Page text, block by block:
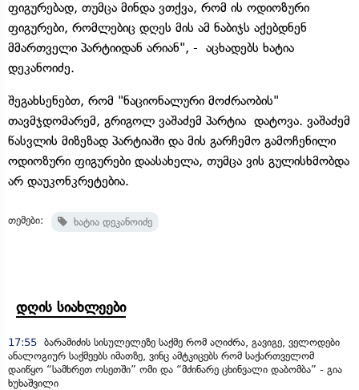
ფიგურებად, თუმცა მინდა ვთქვა, რომ ის ოდიოზური
ფიგურები, რომლებიც დღეს მის ამ ნაბიჯს აქებდნენ
მმართველი პარტიიდან არიან", - აცხადებს ხატია
დეკანოიძე.
შეგახსენებთ, რომ "ნაციონალური მოძრაობის"
თავმჯდომარემ, გრიგოლ ვაშაძემ პარტია დატოვა. ვაშაძემ
წასვლის მიზეზად პარტიაში და მის გარჩემო გამოჩენილი
ოდიოზური ფიგურები დაასახელა, თუმცა ვის გულისხმობდა
არ დაუკონკრეტებია.
თემები: ხატია დეკანოიძე
დღის სიახლეები
17:55 ბარამიძის სისულელეზე საქმე რომ აღიძრა, გავიგე, ველოდები
ანალოგიურ საქმეებს იმათზე, ვინც ამტკიცებს რომ საქართველომ
დაიწყო “სამხრეთ ოსეთში” ომი და “მძინარე ცხინვალი დაბომბა” - გია
ხუხაშვილი